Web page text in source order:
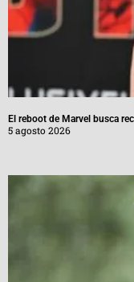
El reboot de Marvel busca
5 agosto 2026